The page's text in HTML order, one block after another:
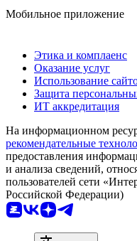
Мобильное приложение
Этика и комплаенс
Оказание услуг
Использование
Защита
ИТ аккредитация
На информационном
рекомендательные
предоставления
и анализа сведений,
пользователей сети
Российской Федерации)